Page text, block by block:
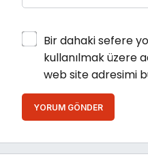
Bir dahaki sefere
kullanılmak üzere
web site adresimi
YORUM GÖNDER